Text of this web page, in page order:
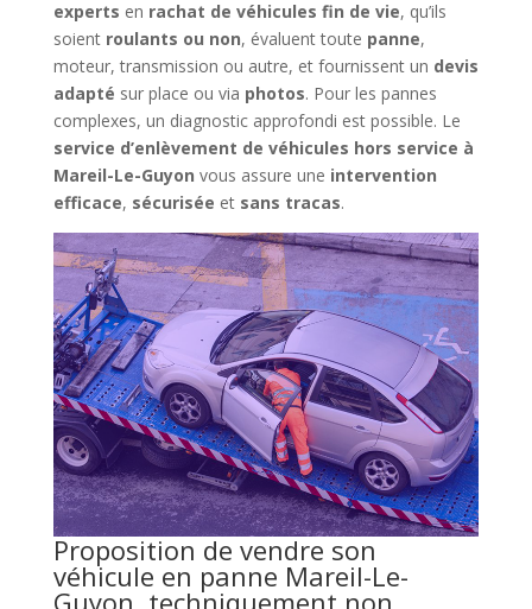
experts en rachat de véhicules fin de vie, qu’ils
soient roulants ou non, évaluent toute panne,
moteur, transmission ou autre, et fournissent un devis
adapté sur place ou via photos. Pour les pannes
complexes, un diagnostic approfondi est possible. Le
service d’enlèvement de véhicules hors service à
Mareil-Le-Guyon vous assure une intervention
efficace, sécurisée et sans tracas.
Proposition de vendre son
véhicule en panne Mareil-Le-